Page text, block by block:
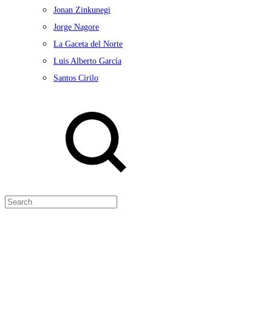
Jonan Zinkunegi
Jorge Nagore
La Gaceta del Norte
Luis Alberto García
Santos Cirilo